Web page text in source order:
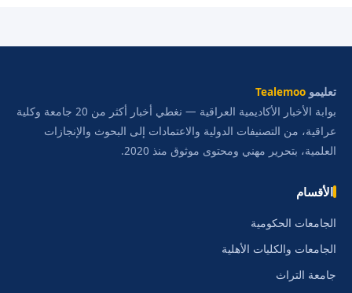
تعليمو Tealemoo
بوابة الأخبار الأكاديمية العراقية — نغطي أخبار أكثر من 20 جامعة وكلية
عراقية، من التصنيفات الدولية والاعتمادات إلى البحوث والإنجازات
العلمية، بتحرير مهني ومحتوى موثوق منذ 2020.
الأقسام
الجامعات الحكومية
الجامعات والكليات الأهلية
جامعة التراث